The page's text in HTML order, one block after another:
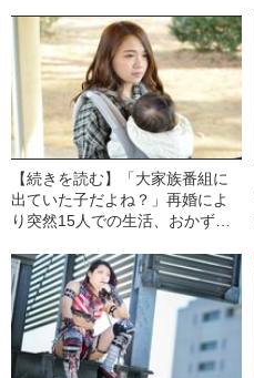
【続きを読む】「大家族番組に
出ていた子だよね？」再婚によ
り突然15人での生活、おかず争
振り返る、島での2年間